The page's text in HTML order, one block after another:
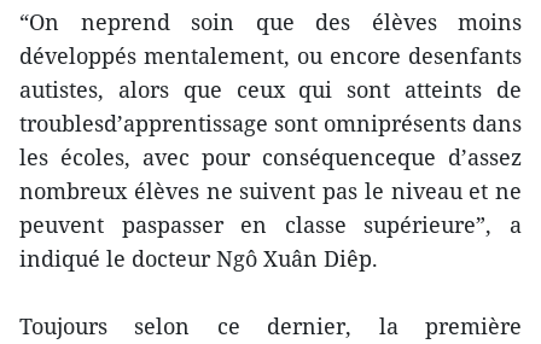
“On neprend soin que des élèves moins
développés mentalement, ou encore desenfants
autistes, alors que ceux qui sont atteints de
troublesd’apprentissage sont omniprésents dans
les écoles, avec pour conséquenceque d’assez
nombreux élèves ne suivent pas le niveau et ne
peuvent paspasser en classe supérieure”, a
indiqué le docteur Ngô Xuân Diêp.
Toujours selon ce dernier, la première